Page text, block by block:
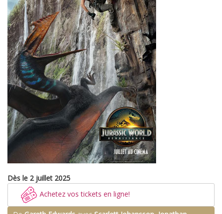
Dès le 2 juillet 2025
Achetez vos tickets en ligne!